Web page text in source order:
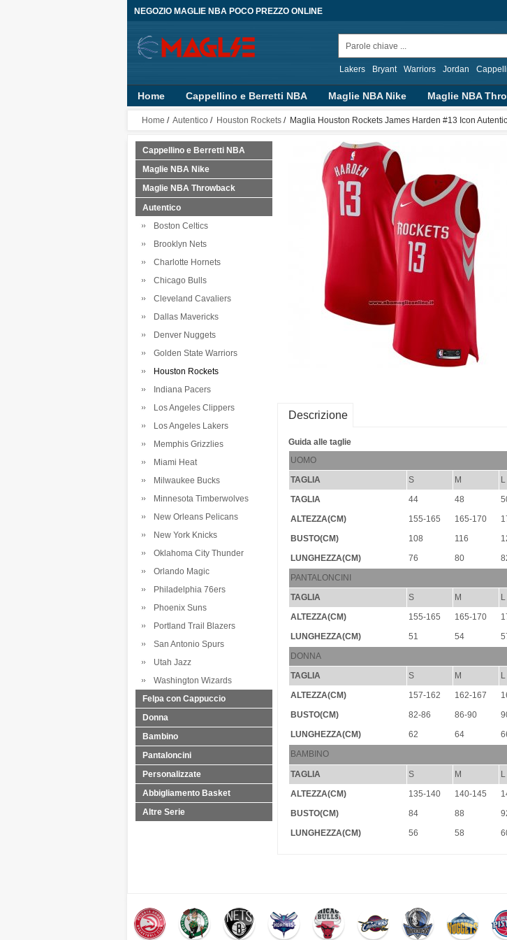
NEGOZIO MAGLIE NBA POCO PREZZO ONLINE
Lakers Bryant Warriors Jordan
Home Cappellino e Berretti NBA Maglie NBA Nike Maglie NBA
Bambino
Pantaloncini Personalizzate Abbigliamento Basket
Home / Autentico / Houston Rockets / Maglia Houston Rockets James Harden #13 Icon
Cappellino e Berretti NBA
Maglie NBA Nike
Maglie NBA Throwback
Autentico
Boston Celtics
Brooklyn Nets
Charlotte Hornets
Chicago Bulls
Cleveland Cavaliers
Dallas Mavericks
Denver Nuggets
Golden State Warriors
Houston Rockets
Indiana Pacers
Los Angeles Clippers
Los Angeles Lakers
Memphis Grizzlies
Miami Heat
Milwaukee Bucks
Minnesota Timberwolves
New Orleans Pelicans
New York Knicks
Oklahoma City Thunder
Orlando Magic
Philadelphia 76ers
Phoenix Suns
Portland Trail Blazers
San Antonio Spurs
Utah Jazz
Washington Wizards
Felpa con Cappuccio
Donna
Bambino
Pantaloncini
Personalizzate
Abbigliamento Basket
Altre Serie
Descrizione
Guida alle taglie
UOMO
TAGLIA
S M L
TAGLIA
44 48
ALTEZZA(CM)
155-165 165-170
BUSTO(CM)
108 116
LUNGHEZZA(CM)
76 80
PANTALONCINI
TAGLIA
S M L
ALTEZZA(CM)
155-165 165-170
LUNGHEZZA(CM)
51 54
DONNA
TAGLIA
S M L
ALTEZZA(CM)
157-162 162-167
BUSTO(CM)
82-86 86-90
LUNGHEZZA(CM)
62 64
BAMBINO
TAGLIA S M L
ALTEZZA(CM)
135-140 140-145
BUSTO(CM)
84 88
LUNGHEZZA(CM)
56 58